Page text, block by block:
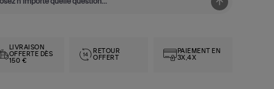
LIVRAISON
OFFERTE DÈS
150 €
RETOUR
OFFERT
PAIEMENT EN
3X,4X